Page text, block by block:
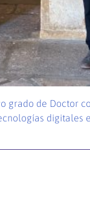
grado de Doctor
digitales